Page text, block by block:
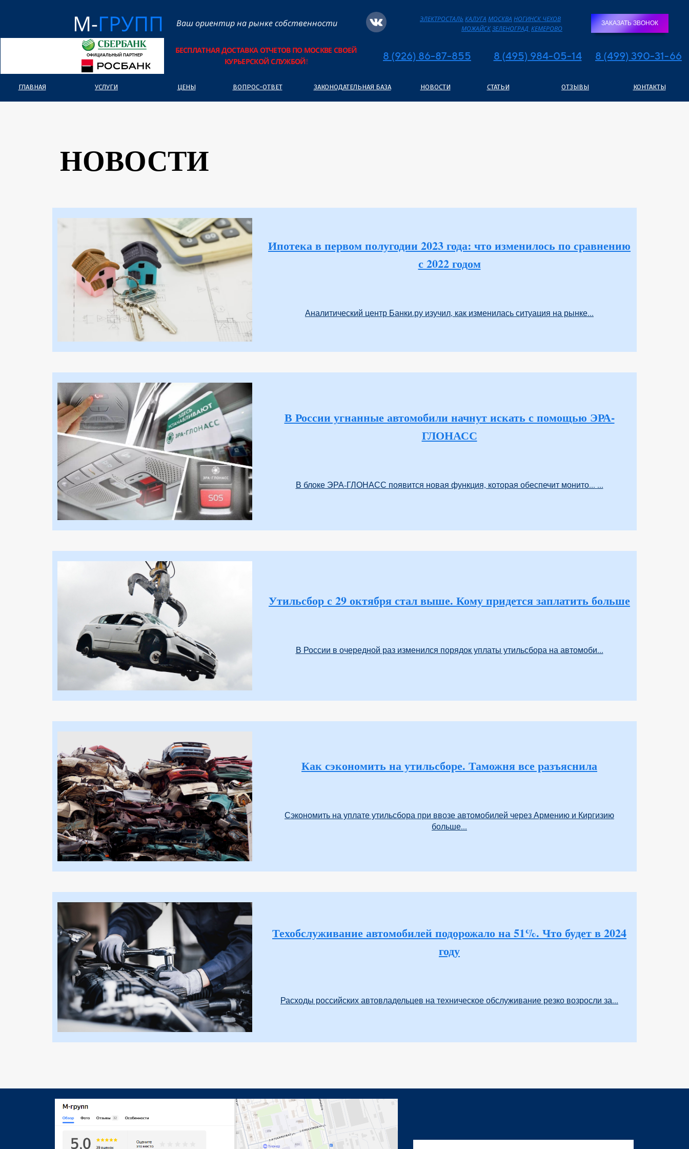
М-ГРУПП Ваш ориентир на рынке собственности ЭЛЕКТРОСТАЛЬ КАЛУГА МОСКВА НОГИНСКЧЕХОВ
МОЖАЙСКЗЕЛЕНОГРАД КЕМЕРОВО
ЗАКАЗАТЬ ЗВОНОК
ОФИЦИАЛЬНЫЙ ПАРТНЕР
БЕСПЛАТНАЯ ДОСТАВКА ОТЧЕТОВ ПО МОСКВЕ СВОЕЙ
КУРЬЕРСКОЙ СЛУЖБОЙ! 8 (926) 86-87-855 8 (495) 984-05-14 8 (499) 390-31-66
ГЛАВНАЯ УСЛУГИ ЦЕНЫ ВОПРОС-ОТВЕТ ЗАКОНОДАТЕЛЬНАЯ БАЗА НОВОСТИ СТАТЬИ ОТЗЫВЫ КОНТАКТЫ
НОВОСТИ
Ипотека в первом полугодии 2023 года: что изменилось по сравнению
с 2022 годом
Аналитический центр Банки.ру изучил, как изменилась ситуация на рынке...
В России угнанные автомобили начнут искать с помощью ЭРА-
ГЛОНАСС
В блоке ЭРА-ГЛОНАСС появится новая функция, которая обеспечит монито... ...
Утильсбор с 29 октября стал выше. Кому придется заплатить больше
В России в очередной раз изменился порядок уплаты утильсбора на автомоби...
Как сэкономить на утильсборе. Таможня все разъяснила
Сэкономить на уплате утильсбора при ввозе автомобилей через Армению и Киргизию
больше...
Техобслуживание автомобилей подорожало на 51%. Что будет в 2024
году
Расходы российских автовладельцев на техническое обслуживание резко возросли за...